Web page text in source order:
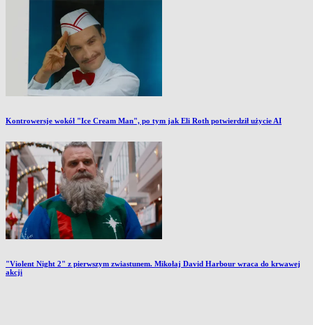
Kontrowersje wokół "Ice Cream Man", po tym jak Eli Roth potwierdził użycie AI
"Violent Night 2" z pierwszym zwiastunem. Mikołaj David Harbour wraca do krwawej
akcji